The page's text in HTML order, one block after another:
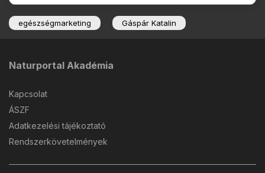
egészségmarketing Gáspár Katalin
Naturportal Akadémia
Kapcsolat
ÁSZF
Adatkezelési tájékoztató
Rendszerkövetelmények